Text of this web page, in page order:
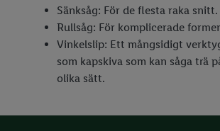
Sänksåg: För de flesta raka snitt.
Rullsåg: För komplicerade
Vinkelslip: Ett mångsidigt
som kapskiva som kan såga trä
olika sätt.